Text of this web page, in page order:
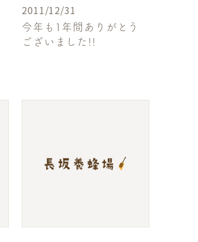
2011/12/31
今年も1年間ありがとう
ございました!!